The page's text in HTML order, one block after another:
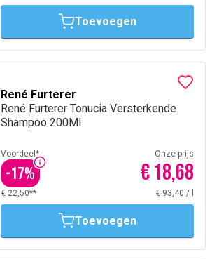
Toevoegen
René Furterer
René Furterer Tonucia Versterkende
Shampoo 200Ml
Voordeel*
-17%
Onze prijs
€ 18,68
€ 22,50** € 93,40 /
Toevoegen